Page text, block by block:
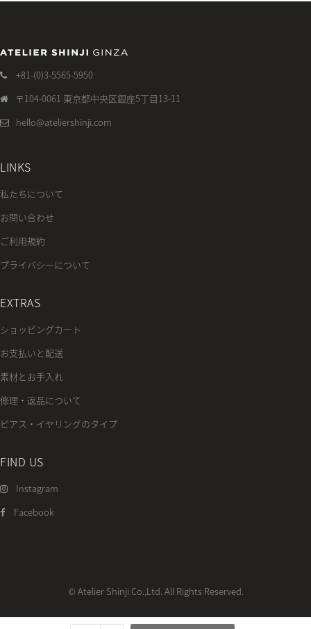
+81-(0)3-5565-5950
〒104-0061 東京都中央区銀座5丁目13-11
hello@ateliershinji.com
LINKS
私たちについて
お問い合わせ
ご利用規約
プライバシーについて
EXTRAS
ショッピングカート
お支払いと配送
素材とお手入れ
修理・返品について
ピアス・イヤリングのタイプ
FIND US
Instagram
Facebook
© Atelier Shinji Co.,Ltd. All Rights Reserved.